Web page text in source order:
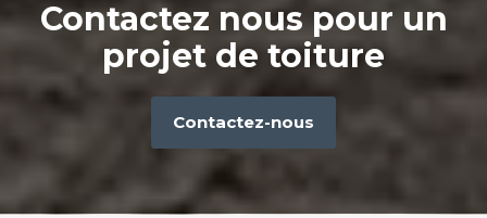
Contactez nous pour un
projet de toiture
Contactez-nous